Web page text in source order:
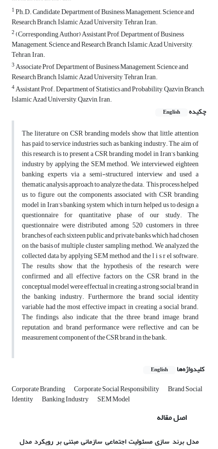
1Ph.D. Candidate, Department of Business Management,, Science and
Research Branch, Islamic Azad University, Tehran, Iran.
2(Corresponding Author) Assistant Prof, Department of Business
Management,, Science and Research Branch, Islamic Azad University,
Tehran, Iran.
3Associate Prof, Department of Business Management, Science and
Research Branch, Islamic Azad University, Tehran, Iran.
4Assistant Prof. Department of Statistics and Probability, Qazvin Branch,
Islamic Azad University, Qazvin, Iran.
چکیده
English
The literature on CSR branding models show that little attention
has paid to service industries such as banking industry. The aim of
this research is to present a CSR branding model in Iran’s banking
industry by applying the SEM method. We interviewed eighteen
banking experts via a semi-structured interview and used a
thematic analysis approach to analyze the data. This process helped
us to figure out the components associated with CSR branding
model in Iran’s banking system which in turn helped us to design a
questionnaire for quantitative phase of our study. The
questionnaire were distributed among 520 customers in three
branches of each sixteen public and private banks which had chosen
on the basis of multiple cluster sampling method. We analyzed the
collected data by applying SEM method and the l i s r el software.
The results show that the hypothesis of the research were
confirmed and all effective factors on the CSR brand in the
conceptual model were effectual in creating a strong social brand in
the banking industry. Furthermore, the brand social identity
variable had the most effective impact in creating a social brand.
The findings, also indicate that the three brand image, brand
reputation, and brand performance were reflective and can be
measurement component of the CSR brand in the bank.
کلیدواژه‌ها English
Corporate Branding Corporate Social Responsibility Brand Social
Identity Banking Industry SEM Model
اصل مقاله
مدل برند سازی مسئولیت اجتماعی سازمانی مبتنی بر رویکرد مدل